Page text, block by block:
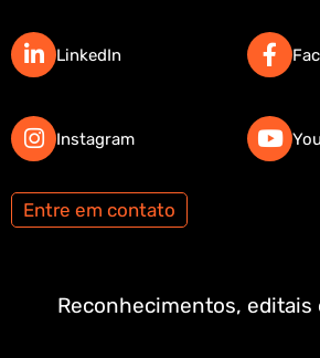
LinkedIn
Instagram
Entre em contato
Reconhecimentos, editais